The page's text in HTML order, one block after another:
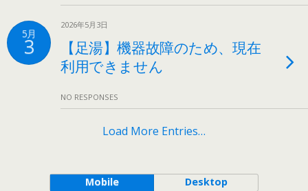
5月
3
2026年5月3日
【足湯】機器故障のため、現在
利用できません
NO RESPONSES
Load More Entries…
Mobile Desktop